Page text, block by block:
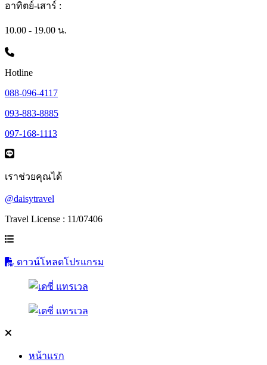
อาทิตย์-เสาร์ :
10.00 - 19.00 น.
Hotline
088-096-4117
093-883-8885
097-168-1113
เราช่วยคุณได้
@daisytravel
Travel License : 11/07406
ดาวน์โหลดโปรแกรม
หน้าแรก